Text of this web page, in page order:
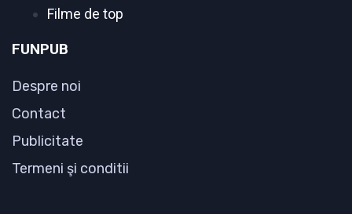
Filme de top
FUNPUB
Despre noi
Contact
Publicitate
Termeni şi conditii